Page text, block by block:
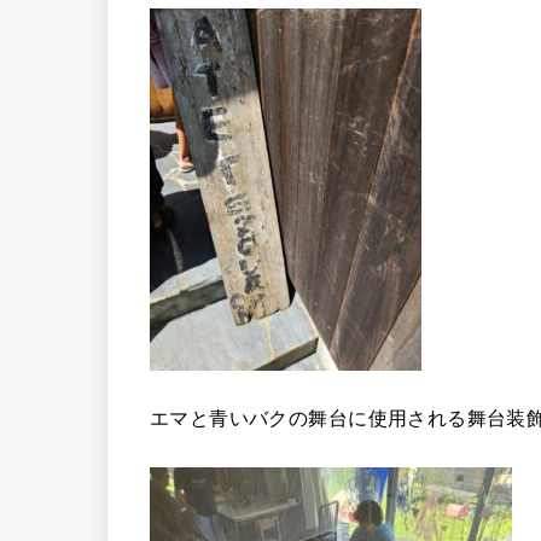
エマと青いバクの舞台に使用される舞台装